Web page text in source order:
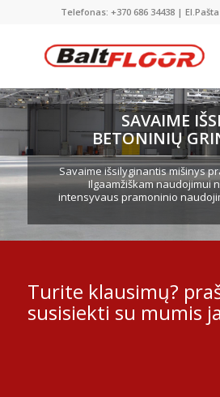
Telefonas: +370 686 34438 |
SAVAIME
BETONINIŲ
Savaime išsilyginantis mišinys
Ilgaamžiškam naudojimui
intensyvaus pramoninio
Turite klausimų?
susisiekti su mumis